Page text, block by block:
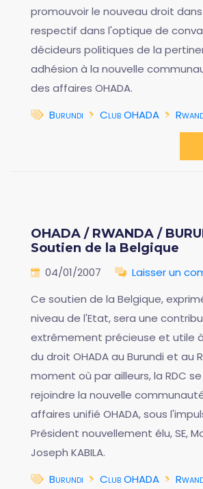
promouvoir le nouveau droit
respectif dans l'optique de
décideurs politiques de la
adhésion à la nouvelle
des affaires OHADA.
Burundi
Club OHADA
OHADA / RWANDA /
Soutien de la Belgique
04/01/2007
Laisser un
Ce soutien de la Belgique,
niveau de l'Etat, sera une
extrêmement précieuse et utile
du droit OHADA au Burundi et au
moment où par ailleurs, la RDC
rejoindre la nouvelle
affaires unifié OHADA, sous
Président nouvellement élu, SE,
Joseph KABILA.
Burundi
Club OHADA